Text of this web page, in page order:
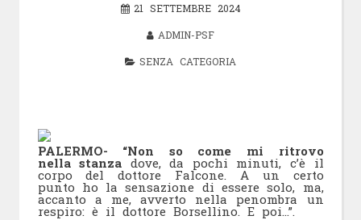
21 SETTEMBRE 2024
ADMIN-PSF
SENZA CATEGORIA
PALERMO- “Non so come mi ritrovo
nella stanza dove, da pochi minuti, c’è il
corpo del dottore Falcone. A un certo
punto ho la sensazione di essere solo, ma,
accanto a me, avverto nella penombra un
respiro: è il dottore Borsellino. E poi…”.